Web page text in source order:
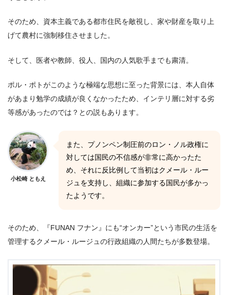
そのため、資本主義である都市住民を敵視し、家や財産を取り上
げて農村に強制移住させました。
そして、医者や教師、役人、国内の人気歌手までも粛清。
ポル・ポトがこのような極端な思想に至った背景には、本人自体
があまり勉学の成績が良くなかったため、インテリ層に対する劣
等感があったのでは？との説もあります。
小松崎 ともえ
また、プノンペン制圧前のロン・ノル政権に
対しては国民の不信感が非常に高かったた
め、それに反比例して当初はクメール・ルー
ジュを支持し、組織に参加する国民が多かっ
たようです。
そのため、『FUNAN フナン』にも“オンカー”という市民の生活を
管理するクメール・ルージュの行政組織の人間たちが多数登場。